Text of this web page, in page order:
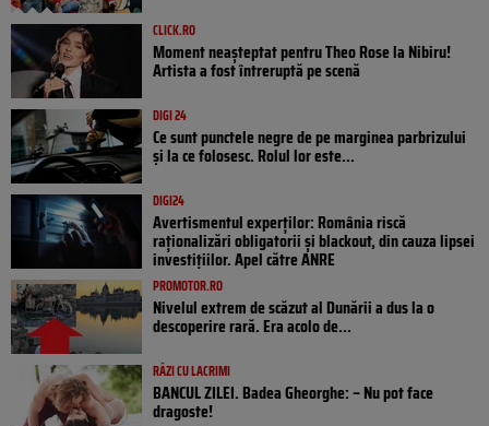
CLICK.RO
Moment neașteptat pentru Theo Rose la Nibiru!
Artista a fost întreruptă pe scenă
DIGI 24
Ce sunt punctele negre de pe marginea parbrizului
și la ce folosesc. Rolul lor este...
DIGI24
Avertismentul experților: România riscă
raționalizări obligatorii și blackout, din cauza lipsei
investițiilor. Apel către ANRE
PROMOTOR.RO
Nivelul extrem de scăzut al Dunării a dus la o
descoperire rară. Era acolo de...
RÂZI CU LACRIMI
BANCUL ZILEI. Badea Gheorghe: – Nu pot face
dragoste!